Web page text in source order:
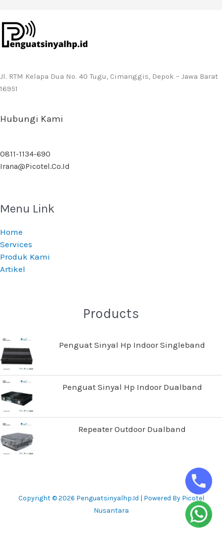
Jl. RTM Kelapa Dua No. 40 Tugu, Cimanggis, Depok – Jawa Barat
16951
Hubungi Kami
0811-1134-690
Irana@picotel.co.id
Menu Link
Home
Services
Produk Kami
Artikel
Products
Penguat Sinyal Hp Indoor Singleband
Penguat Sinyal Hp Indoor Dualband
Repeater Outdoor Dualband
Copyright © 2026 Penguatsinyalhp.id | Powered By Picotel
Nusantara